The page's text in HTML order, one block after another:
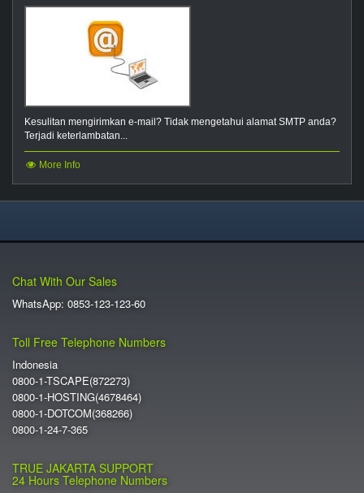
Kesulitan mengirimkan e-mail? Tidak mengetahui alamat SMTP anda?
Terjadi keterlambatan...
More Info
Chat With Our Sales
WhatsApp: 0853-123-123-60
Toll Free Telephone Numbers
Indonesia
0800-1-TSCAPE(872273)
0800-1-HOSTING(4678464)
0800-1-DOTCOM(368266)
0800-1-24-7-365
TRUE JAKARTA SUPPORT
24 Hours Telephone Numbers